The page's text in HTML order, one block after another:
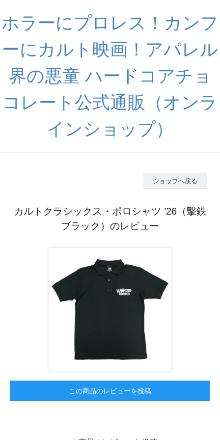
ホラーにプロレス！カンフ
ーにカルト映画！アパレル
界の悪童 ハードコアチョ
コレート公式通販（オンラ
インショップ）
ショップへ戻る
カルトクラシックス・ポロシャツ ’26（撃鉄
ブラック）のレビュー
この商品のレビューを投稿